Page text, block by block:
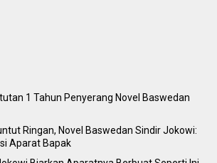
1 Tahun Penyerang Novel Baswedan
Ringan, Novel Baswedan Sindir Jokowi:
Aparat Bapak